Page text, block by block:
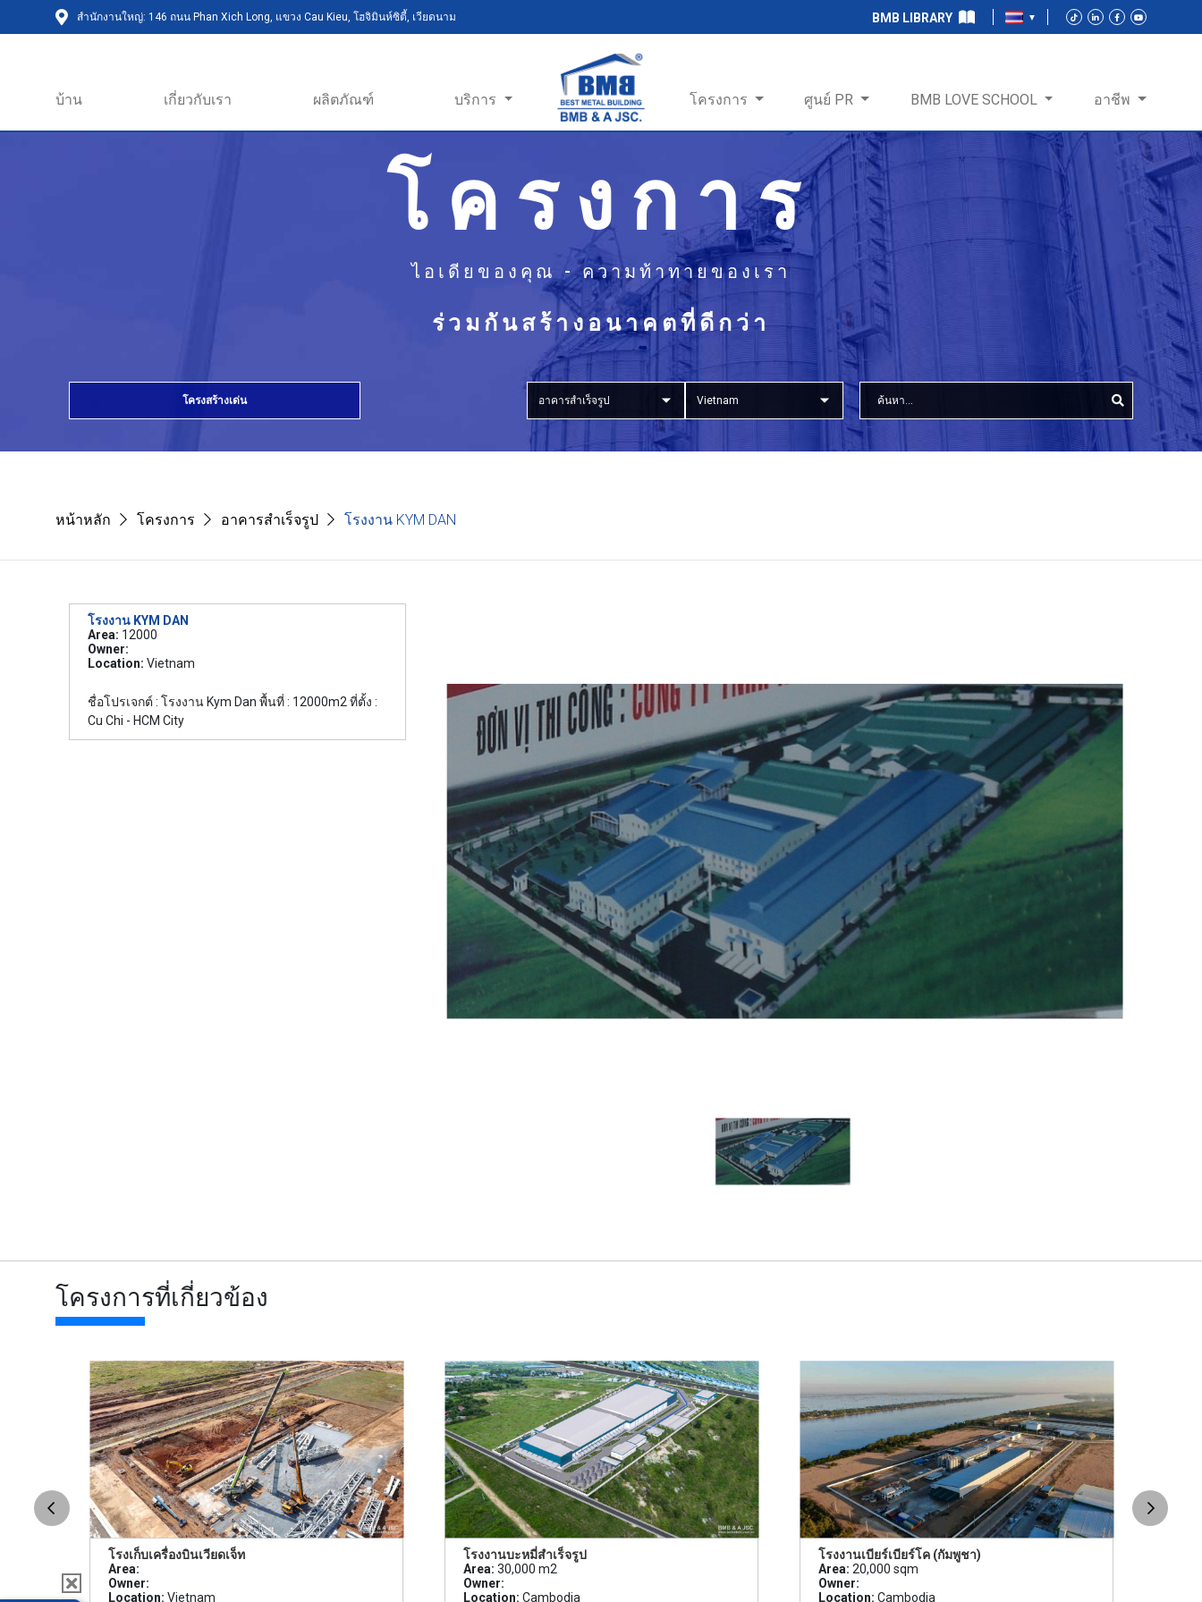
สำนักงานใหญ่: 146 ถนน Phan Xich Long, แขวง Cau Kieu, โฮจิมินห์ซิตี้, เวียดนาม BMB LIBRARY
บ้าน เกี่ยวกับเรา ผลิตภัณฑ์ บริการ โครงการ ศูนย์ PR BMB LOVE SCHOOL อาชีพ
โครงการ
ไอเดียของคุณ - ความท้าทายของเรา
ร่วมกันสร้างอนาคตที่ดีกว่า
โครงสร้างเด่น อาคารสำเร็จรูป Vietnam
หน้าหลัก โครงการ อาคารสำเร็จรูป โรงงาน KYM DAN
โรงงาน KYM DAN
Area: 12000
Owner:
Location: Vietnam
ชื่อโปรเจกต์ : โรงงาน Kym Dan พื้นที่ : 12000m2 ที่ตั้ง :
Cu Chi - HCM City
โครงการที่เกี่ยวข้อง
โรงเก็บเครื่องบินเวียดเจ็ท
Area:
Owner:
Location: Vietnam
โรงงานบะหมี่สำเร็จรูป
Area: 30,000 m2
Owner:
Location: Cambodia
โรงงานเบียร์เบียร์โค (กัมพูชา)
Area: 20,000 sqm
Owner:
Location: Cambodia